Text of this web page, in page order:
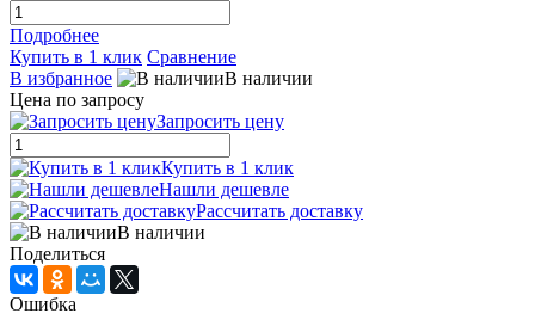
Подробнее
Купить в 1 клик Сравнение
В избранное
В наличии
Цена по запросу
Запросить цену
Купить в 1 клик
Нашли дешевле
Рассчитать доставку
В наличии
Поделиться
Ошибка